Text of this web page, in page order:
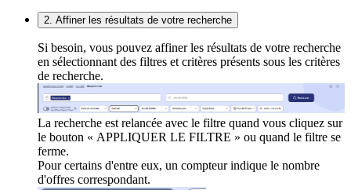
2. Affiner les résultats de votre recherche
Si besoin, vous pouvez affiner les résultats de votre recherche
en sélectionnant des filtres et critères présents sous les critères
de recherche.
La recherche est relancée avec le filtre quand vous cliquez sur
le bouton « APPLIQUER LE FILTRE » ou quand le filtre se
ferme.
Pour certains d'entre eux, un compteur indique le nombre
d'offres correspondant.